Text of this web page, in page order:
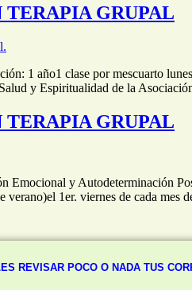
GRUPAL
1 año1 clase por mescuarto
y Espiritualidad de la
GRUPAL
Emocional y Autodeterminación
verano)el 1er. viernes de cada
REVISAR POCO O NADA TUS